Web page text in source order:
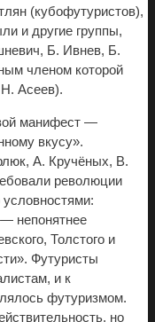
(кубофутуристов),
и другие группы,
Б. Ивнев, Б.
членом которой
Асеев).
манифест —
вкусу».
А. Кручёных, В.
революции
непонятнее
Толстого и
Футуристы
и к
футуризмом.
но